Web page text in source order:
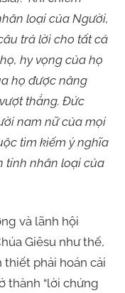
loại của Người,
trả lời cho tất cả
hy vọng của họ
họ được nâng
thắng. Đức
nam nữ của mọi
tìm kiếm ý nghĩa
tính nhân loại của
và lãnh hội
Giêsu như thế,
phải hoán cải
thành “lời chứng